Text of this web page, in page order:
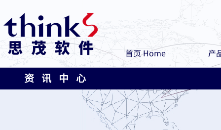
首页 Home 产
资 讯 中 心